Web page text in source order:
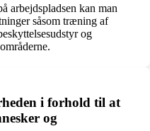
arbejdspladsen kan man
såsom træning af
og
i forhold til at
og